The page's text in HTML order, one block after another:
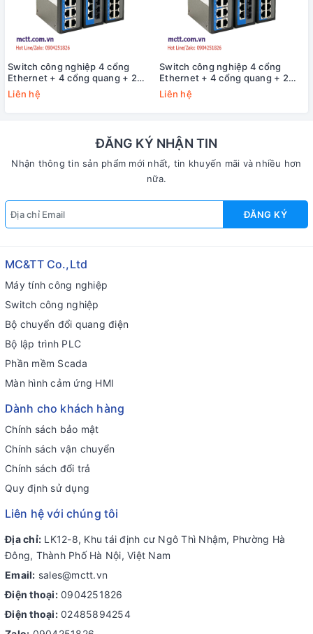
Switch công nghiệp 4 cổng
Ethernet + 4 cổng quang + 2
cổng Gigabit SFP 3Onedata
IES2010-4T4F2GS-P220
Liên hệ
Switch công nghiệp 4 cổng
Ethernet + 4 cổng quang + 2
cổng Gigabit SFP 3Onedata
IES2010-4T4F2GS-2P48
Liên hệ
ĐĂNG KÝ NHẬN TIN
Nhận thông tin sản phẩm mới nhất, tin khuyến mãi và nhiều hơn
nữa.
ĐĂNG KÝ
MC&TT Co.,Ltd
Máy tính công nghiệp
Switch công nghiệp
Bộ chuyển đổi quang điện
Bộ lập trình PLC
Phần mềm Scada
Màn hình cảm ứng HMI
Dành cho khách hàng
Chính sách bảo mật
Chính sách vận chuyển
Chính sách đổi trả
Quy định sử dụng
Liên hệ với chúng tôi
Địa chỉ: LK12-8, Khu tái định cư Ngô Thì Nhậm, Phường Hà
Đông, Thành Phố Hà Nội, Việt Nam
Email: sales@mctt.vn
Điện thoại: 0904251826
Điện thoại: 02485894254